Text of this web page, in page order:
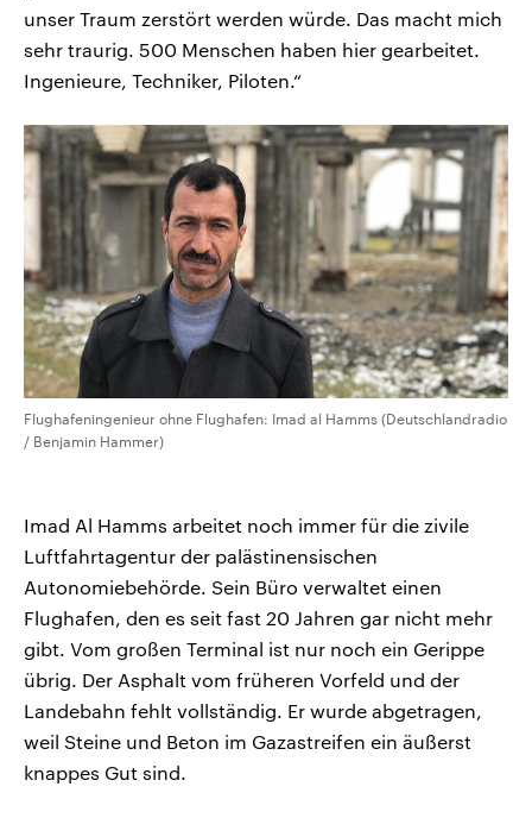
unser Traum zerstört werden würde. Das macht mich
sehr traurig. 500 Menschen haben hier gearbeitet.
Ingenieure, Techniker, Piloten.“
Flughafeningenieur ohne Flughafen: Imad al Hamms (Deutschlandradio
/ Benjamin Hammer)
Imad Al Hamms arbeitet noch immer für die zivile
Luftfahrtagentur der palästinensischen
Autonomiebehörde. Sein Büro verwaltet einen
Flughafen, den es seit fast 20 Jahren gar nicht mehr
gibt. Vom großen Terminal ist nur noch ein Gerippe
übrig. Der Asphalt vom früheren Vorfeld und der
Landebahn fehlt vollständig. Er wurde abgetragen,
weil Steine und Beton im Gazastreifen ein äußerst
knappes Gut sind.